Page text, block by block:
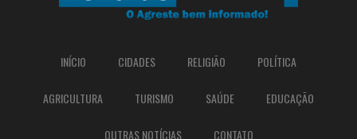
INÍCIO CIDADES RELIGIÃO POLÍTICA
AGRICULTURA TURISMO SAÚDE EDUCAÇÃO
OUTRAS NOTÍCIAS CONTATO